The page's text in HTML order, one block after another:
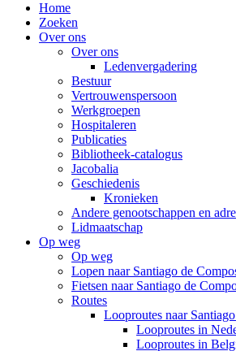
Home
Zoeken
Over ons
Over ons
Ledenvergadering
Bestuur
Vertrouwenspersoon
Werkgroepen
Hospitaleren
Publicaties
Bibliotheek-catalogus
Jacobalia
Geschiedenis
Kronieken
Andere genootschappen en
Lidmaatschap
Op weg
Op weg
Lopen naar Santiago de
Fietsen naar Santiago de
Routes
Looproutes naar
Looproutes in
Looproutes in